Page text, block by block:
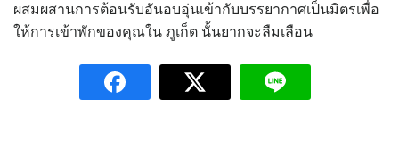
ผสมผสานการต้อนรับอันอบอุ่นเข้ากับบรรยากาศเป็นมิตรเพื่อ
ให้การเข้าพักของคุณใน ภูเก็ต นั้นยากจะลืมเลือน